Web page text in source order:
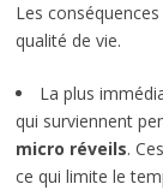
Les
qualité de vie.
La plus
qui surviennent
micro réveils.
ce qui limite le